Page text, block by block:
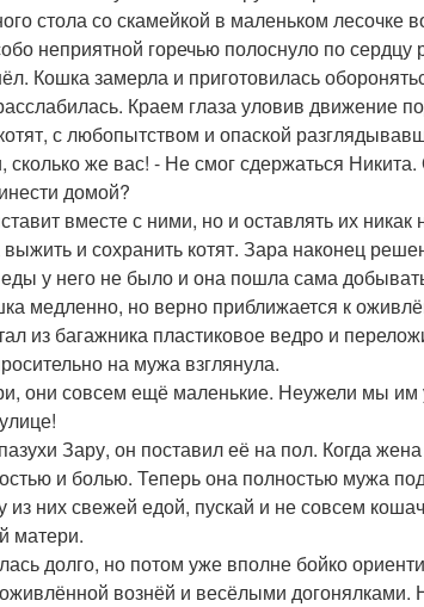
стола со скамейкой в маленьком
неприятной горечью полоснуло по
Кошка замерла и приготовилась
Краем глаза уловив движение
с любопытством и опаской
сколько же вас! - Не смог сдержаться
домой?
вместе с ними, но и оставлять их
и сохранить котят. Зара наконец
у него не было и она пошла сама
медленно, но верно приближается к
из багажника пластиковое ведро и
на мужа взглянула.
они совсем ещё маленькие. Неужели мы им
Зару, он поставил её на пол. Когда
и болью. Теперь она полностью мужа
из них свежей едой, пускай и не совсем
матери.
долго, но потом уже вполне бойко
вознёй и весёлыми догонялками.